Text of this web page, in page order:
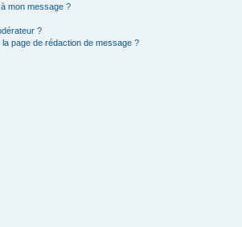
mon message ?
?
page de rédaction de message ?